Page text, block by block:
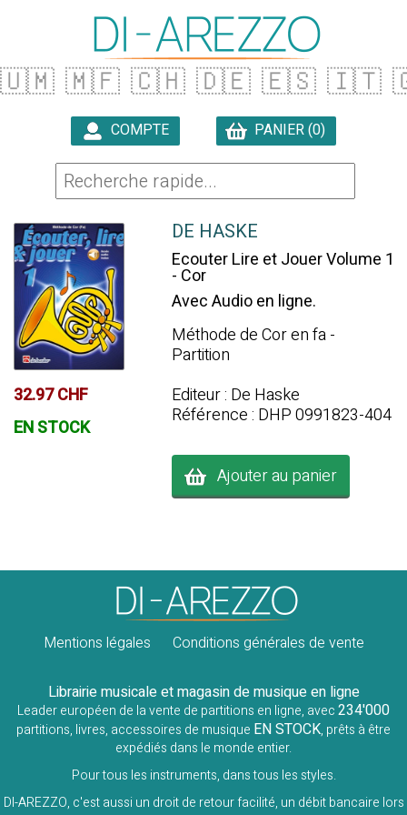
🇺🇲 🇲🇫 🇨🇭 🇩🇪 🇪🇸 🇮🇹
COMPTE PANIER (0)
32.97 CHF
EN STOCK
DE HASKE
Ecouter Lire et Jouer Volume 1
- Cor
Avec Audio en ligne.
Méthode de Cor en fa -
Partition
Editeur : De Haske
Référence : DHP 0991823-404
Ajouter au panier
Mentions légales Conditions générales de vente
Librairie musicale et magasin de musique en ligne
Leader européen de la vente de partitions en ligne, avec234'000
partitions, livres, accessoires de musique EN STOCK, prêts à être
expédiés dans le monde entier.
Pour tous les instruments, dans tous les styles.
DI-AREZZO, c'est aussi un droit de retour facilité, un débit bancaire lors